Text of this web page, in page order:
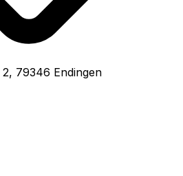
2, 79346 Endingen